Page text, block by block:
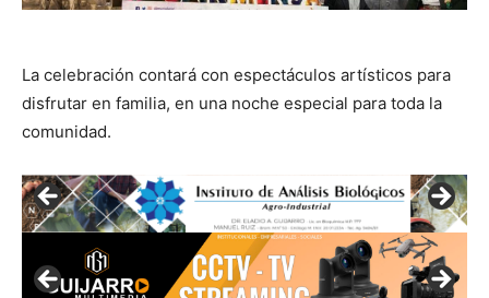
La celebración contará con espectáculos artísticos para
disfrutar en familia, en una noche especial para toda la
comunidad.